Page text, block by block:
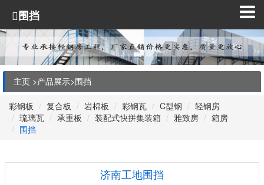
围挡
主页 >产品展示>围挡
彩钢板 复合板 岩棉板 彩钢瓦 C型钢
轻钢房
琉璃瓦
承重板 装配式快拼集装箱 雅致房
箱房
围挡
济南工地围挡